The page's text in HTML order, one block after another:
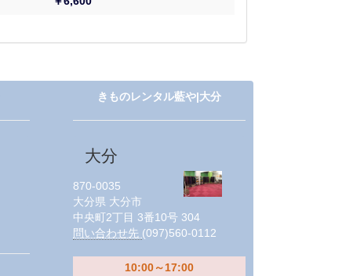
きものレンタル藍や|大分
大分
870-0035
大分県 大分市
中央町2丁目 3番10号 304
問い合わせ先 (097)560-0112
10:00～17:00